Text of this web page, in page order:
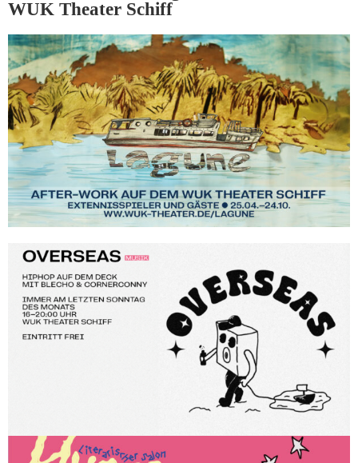
WUK Theater Schiff